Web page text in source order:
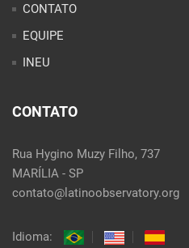
CONTATO
EQUIPE
INEU
CONTATO
Rua Hygino Muzy Filho, 737
MARÍLIA - SP
contato@latinoobservatory.org
Idioma: